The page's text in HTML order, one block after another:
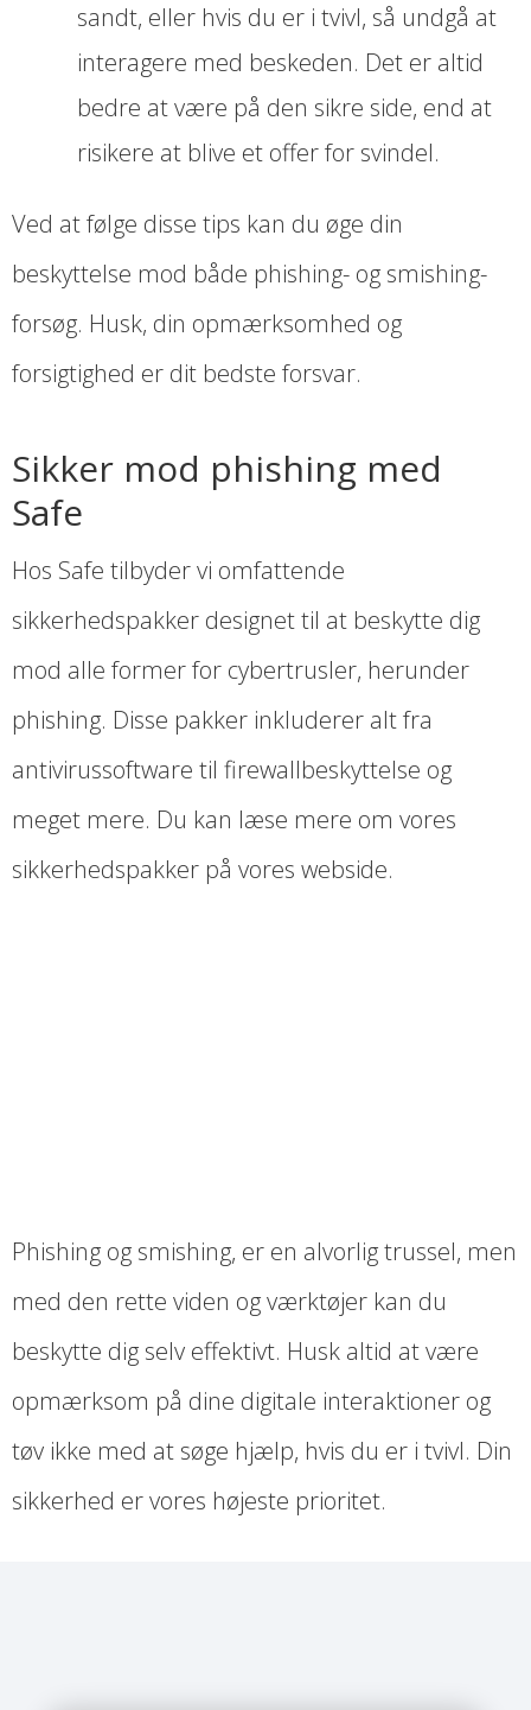
sandt, eller hvis du er i tvivl, så undgå at
interagere med beskeden. Det er altid
bedre at være på den sikre side, end at
risikere at blive et offer for svindel.
Ved at følge disse tips kan du øge din
beskyttelse mod både phishing- og smishing-
forsøg. Husk, din opmærksomhed og
forsigtighed er dit bedste forsvar.
Sikker mod phishing med
Safe
Hos Safe tilbyder vi omfattende
sikkerhedspakker designet til at beskytte dig
mod alle former for cybertrusler, herunder
phishing. Disse pakker inkluderer alt fra
antivirussoftware til firewallbeskyttelse og
meget mere. Du kan læse mere om vores
sikkerhedspakker på vores webside.
Phishing og smishing, er en alvorlig trussel, men
med den rette viden og værktøjer kan du
beskytte dig selv effektivt. Husk altid at være
opmærksom på dine digitale interaktioner og
tøv ikke med at søge hjælp, hvis du er i tvivl. Din
sikkerhed er vores højeste prioritet.